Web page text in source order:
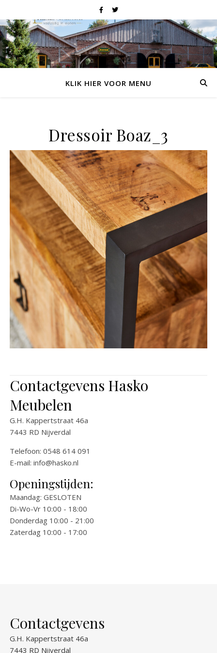
KLIK HIER VOOR MENU
Dressoir Boaz_3
Contactgevens Hasko
Meubelen
G.H. Kappertstraat 46a
7443 RD Nijverdal
Telefoon: 0548 614 091
E-mail: info@hasko.nl
Openingstijden:
Maandag: GESLOTEN
Di-Wo-Vr 10:00 - 18:00
Donderdag 10:00 - 21:00
Zaterdag 10:00 - 17:00
Contactgevens
G.H. Kappertstraat 46a
7443 RD Nijverdal